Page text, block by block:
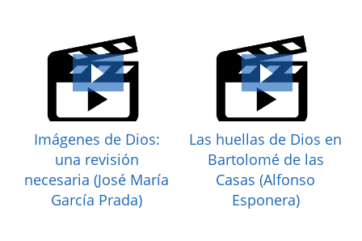
Imágenes de Dios:
una revisión
necesaria (José María
García Prada)
Las huellas de Dios en
Bartolomé de las
Casas (Alfonso
Esponera)